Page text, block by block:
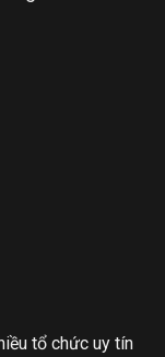
tổ chức uy tín